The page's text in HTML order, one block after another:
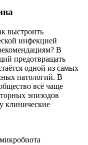
выстроить
инфекцией
В
предотвращать
одной из самых
патологий. В
всё чаще
эпизодов
клинические